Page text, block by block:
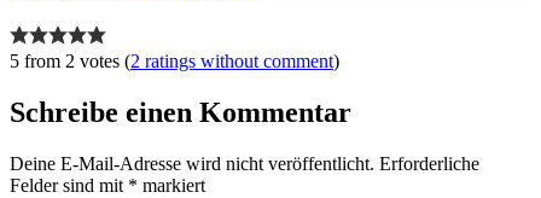
5 from 2 votes (2 ratings without comment)
Schreibe einen Kommentar
Deine E-Mail-Adresse wird nicht veröffentlicht. Erforderliche
Felder sind mit * markiert